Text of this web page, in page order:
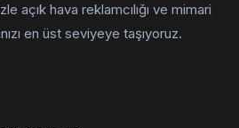
açık hava reklamcılığı ve mimari
en üst seviyeye taşıyoruz.